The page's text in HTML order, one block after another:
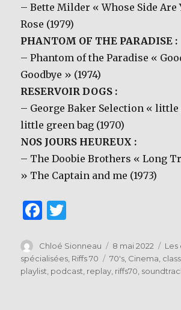
– Bette Milder « Whose Side Are
Rose (1979)
PHANTOM OF THE PARADISE :
– Phantom of the Paradise «
Goodbye » (1974)
RESERVOIR DOGS :
– George Baker Selection « little
little green bag (1970)
NOS JOURS HEUREUX :
– The Doobie Brothers « Long
» The Captain and me (1973)
F
c
e
it
te
Auteur
Chloé Sionneau
Publié
le
8 mai 2022
Les
spécialisées Riffs 70 Étiquettes
70's Cinema
playlist podcast replay riffs70